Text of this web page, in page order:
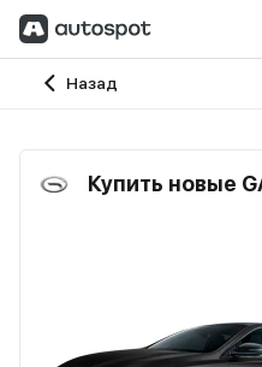
Назад
Главная
Купить новые